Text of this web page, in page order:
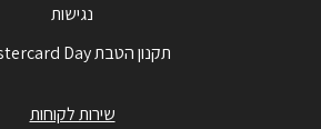
נגישות
תקנון הטבת Mastercard Day
שירות לקוחות